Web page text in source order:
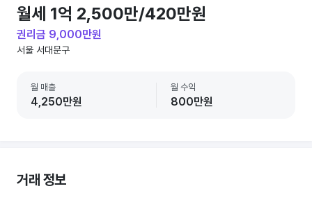
월세 1억 2,500만/420만원
권리금 9,000만원
서울 서대문구
월 매출
4,250만원
월 수익
800만원
거래 정보